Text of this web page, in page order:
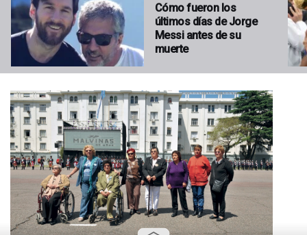
Cómo fueron los
últimos días de Jorge
Messi antes de su
muerte